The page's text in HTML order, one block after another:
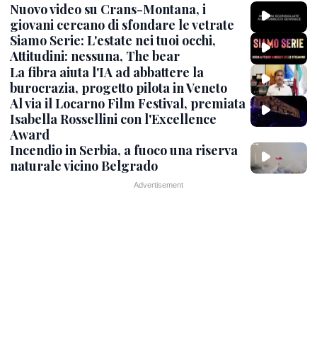
Nuovo video su Crans-Montana, i
giovani cercano di sfondare le vetrate
Siamo Serie: L'estate nei tuoi occhi,
Attitudini: nessuna, The bear
La fibra aiuta l'IA ad abbattere la
burocrazia, progetto pilota in Veneto
Al via il Locarno Film Festival, premiata
Isabella Rossellini con l'Excellence
Award
Incendio in Serbia, a fuoco una riserva
naturale vicino Belgrado